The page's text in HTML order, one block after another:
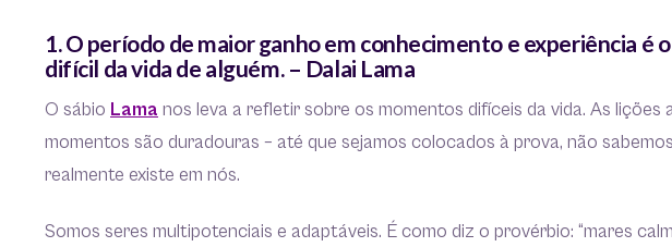
1. O período de maior ganho em conhecimento e experiência é
difícil da vida de alguém. – Dalai Lama
O sábio Lama nos leva a refletir sobre os momentos difíceis da vida. As lições
momentos são duradouras – até que sejamos colocados à prova, não
realmente existe em nós.
Somos seres multipotenciais e adaptáveis. É como diz o provérbio: “mares